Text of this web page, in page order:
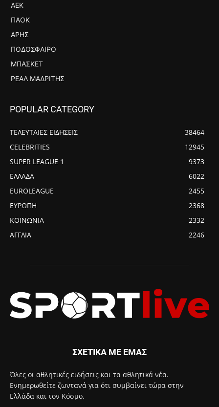
ΑΕΚ
ΠΑΟΚ
ΆΡΗΣ
ΠΟΔΌΣΦΑΙΡΟ
ΜΠΆΣΚΕΤ
ΡΕΆΛ ΜΑΔΡΊΤΗΣ
POPULAR CATEGORY
ΤΕΛΕΥΤΑΙΕΣ ΕΙΔΗΣΕΙΣ
38464
CELEBRITIES
12945
SUPER LEAGUE 1
9373
ΕΛΛΑΔΑ
6022
EUROLEAGUE
2455
ΕΥΡΩΠΗ
2368
ΚΟΙΝΩΝΙΑ
2332
ΑΓΓΛΙΑ
2246
ΣΧΕΤΙΚΑ ΜΕ ΕΜΑΣ
Όλες οι αθλητικές ειδήσεις και τα αθλητικά νέα.
Ενημερωθείτε ζωντανά για ότι συμβαίνει τώρα στην
Ελλάδα και τον Κόσμο.